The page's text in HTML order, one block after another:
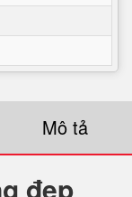
Mô tả
đẹp